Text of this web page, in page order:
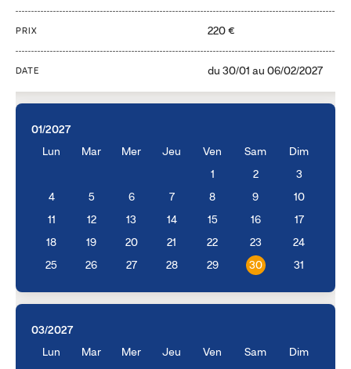
PRIX 220 €
DATE du 30/01 au 06/02/2027
01/2027
Lun
Mar Mer Jeu Ven Sam Dim
1 2 3
4 5 6 7 8 9 10
11 12 13 14 15 16 17
18 19 20 21 22 23 24
25 26 27 28 29 30 31
03/2027
Lun
Mar Mer Jeu Ven Sam Dim